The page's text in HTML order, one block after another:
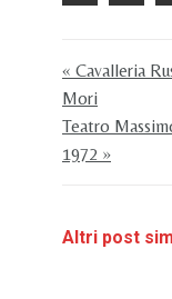
« Cavalleria
Mori
Teatro
1972 »
Altri post